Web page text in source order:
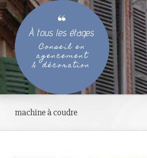
Passer
au
contenu
machine à coudre